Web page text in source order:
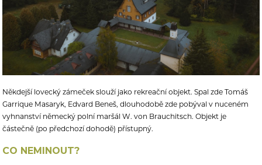
Někdejší lovecký zámeček slouží jako rekreační objekt. Spal zde Tomáš
Garrique Masaryk, Edvard Beneš, dlouhodobě zde pobýval v nuceném
vyhnanství německý polní maršál W. von Brauchitsch. Objekt je
částečně (po předchozí dohodě) přístupný.
CO NEMINOUT?